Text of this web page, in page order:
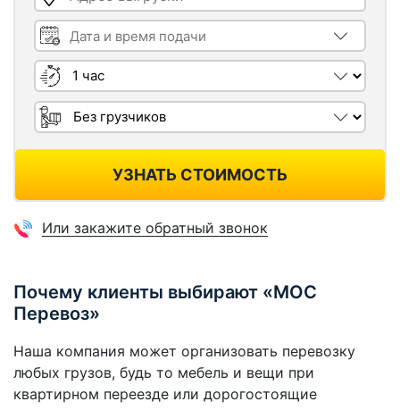
Дата и время подачи
Длительность
Грузчики
УЗНАТЬ СТОИМОСТЬ
Или закажите обратный звонок
Почему клиенты выбирают «МОС
Перевоз»
Наша компания может организовать перевозку
любых грузов, будь то мебель и вещи при
квартирном переезде или дорогостоящие